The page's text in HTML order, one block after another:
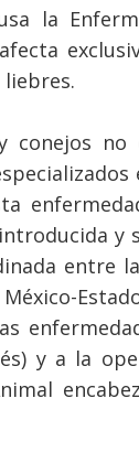
la
conejos no
y
entre
y a la